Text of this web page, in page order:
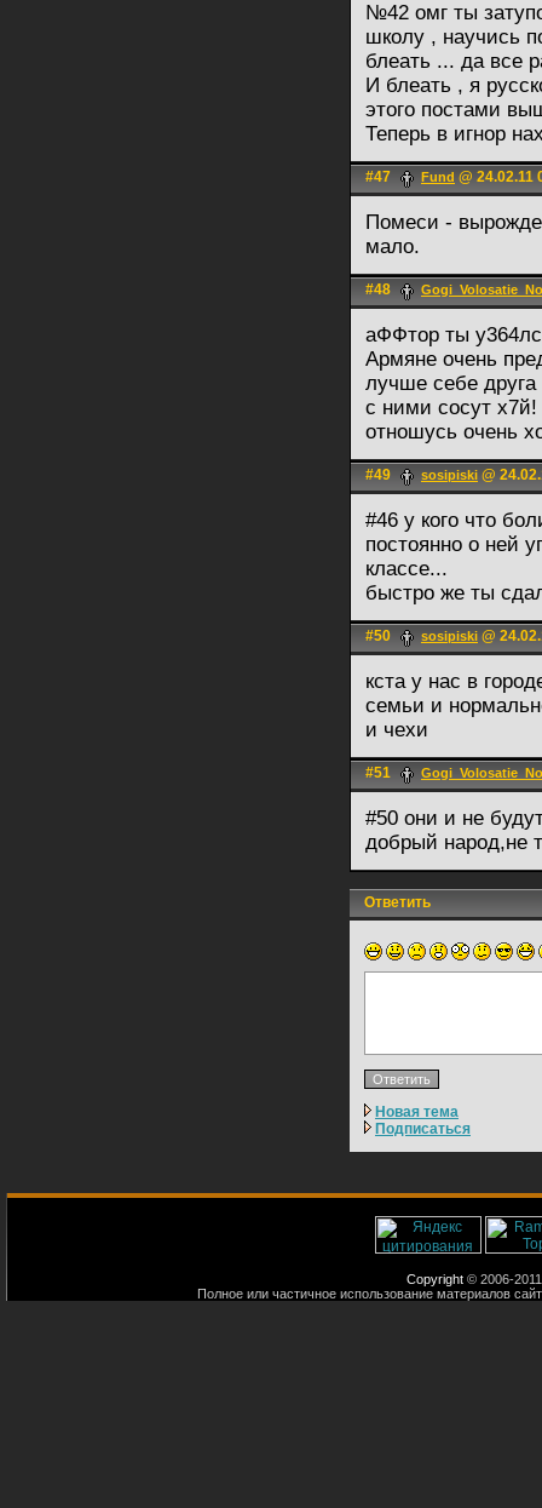
№42 омг ты
школу , научись
блеать ... да все
И блеать , я
этого постами
Теперь в игнор
#47 Fund @ 24.02.11
Помеси -
мало.
#48
аФФтор ты
Армяне очень
лучше себе
с ними сосут
отношусь очень
#49 sosipiski @
#46 у кого что
постоянно о ней
классе...
быстро же ты
#50 sosipiski @
кста у нас в
семьи и
и чехи
#51
#50 они и не
добрый народ,не
Ответить
Новая тема
Подписаться
Copyright © 2006-
Полное или частичное использование материалов